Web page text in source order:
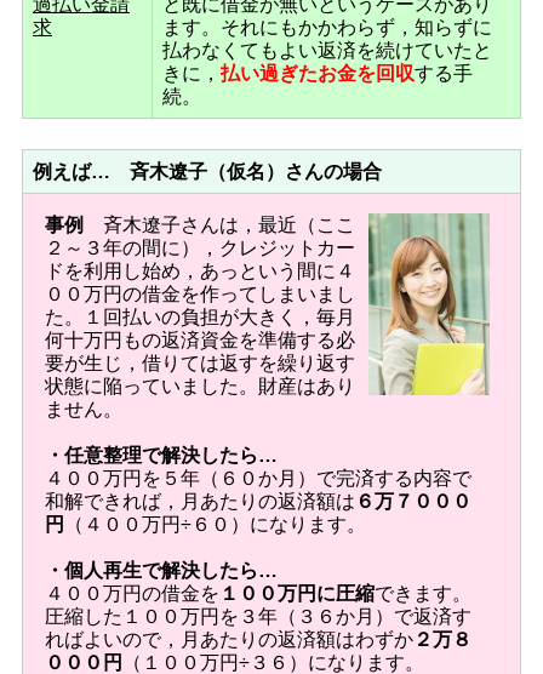
求
ます。それにもかかわらず，知らずに
払わなくてもよい返済を続けていたと
きに， 払い過ぎたお金を回収する手
続。
例えば… 斉木遼子（仮名）さんの場合
事例
斉木遼子さんは，最近（ここ
２～３年の間に），クレジットカー
ドを利用し始め，あっという間に４
００万円の借金を作ってしまいまし
た。１回払いの負担が大きく，毎月
何十万円もの返済資金を準備する必
要が生じ，借りては返すを繰り返す
状態に陥っていました。財産はあり
ません。
・任意整理で解決したら…
４００万円を５年（６０か月）で完済する内容で
和解できれば，月あたりの返済額は ６万７０００
円
（４００万円÷６０）になります。
・個人再生で解決したら…
４００万円の借金を １００万円に圧縮できます。
圧縮した１００万円を３年（３６か月）で返済す
ればよいので，月あたりの返済額はわずか２万８
０００円
（１００万円÷３６）になります。